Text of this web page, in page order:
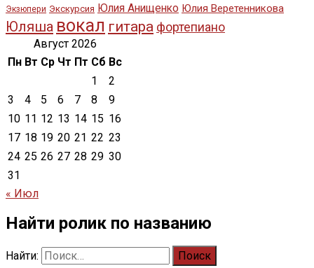
Экзюпери Экскурсия Юлия Анищенко Юлия Веретенникова
Юляша вокал гитара фортепиано
Август 2026
Пн Вт Ср Чт Пт Сб Вс
1
2
3
4 5 6 7 8
9
10 11 12 13 14 15 16
17 18 19 20 21 22 23
24 25 26 27 28 29 30
31
« Июл
Найти ролик по названию
Найти: